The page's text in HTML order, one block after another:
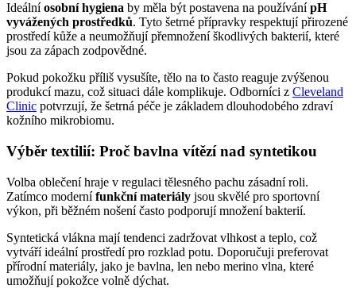
Ideálníosobní hygiena by měla být postavena na používánípH
vyvážených prostředků. Tyto šetrné přípravky respektují přirozené
prostředí kůže a neumožňují přemnožení škodlivých bakterií, které
jsou za zápach zodpovědné.
Pokud pokožku příliš vysušíte, tělo na to často reaguje zvýšenou
produkcí mazu, což situaci dále komplikuje. Odborníci z Cleveland
Clinic potvrzují, že šetrná péče je základem dlouhodobého zdraví
kožního mikrobiomu.
Výběr textilií: Proč bavlna vítězí nad syntetikou
Volba oblečení hraje v regulaci tělesného pachu zásadní roli.
Zatímco modernífunkční materiály jsou skvělé pro sportovní
výkon, při běžném nošení často podporují množení bakterií.
Syntetická vlákna mají tendenci zadržovat vlhkost a teplo, což
vytváří ideální prostředí pro rozklad potu. Doporučuji preferovat
přírodní materiály, jako je bavlna, len nebo merino vlna, které
umožňují pokožce volně dýchat.